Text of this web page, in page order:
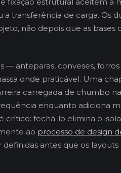
transferência de carga. Os
não depois que as bases
— anteparas, conveses,
onde praticável. Uma
carregada de chumbo
enquanto adiciona
crítico: fechá-lo elimina o
ao processo de design
antes que os